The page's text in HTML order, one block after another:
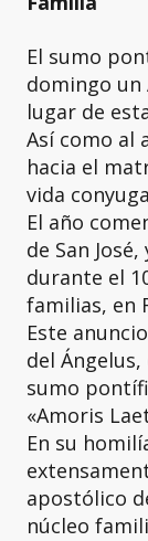
El sumo
domingo un
lugar de
Así como al
hacia el
vida
El año
de San
durante el
familias, en
Este
del
sumo
«Amoris
En su
apostólico
núcleo